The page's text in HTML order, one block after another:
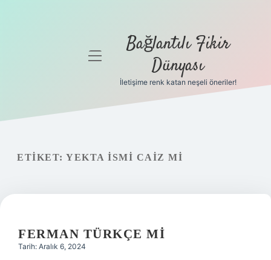
Gizlilik
Yasal Uyarı
Hakkımızda
menüyü
Bağlantılı Fikir
Dünyası
İletişime renk katan neşeli öneriler!
ETIKET: YEKTA ISMI CAIZ MI
FERMAN TÜRKÇE MI
Tarih: Aralık 6, 2024